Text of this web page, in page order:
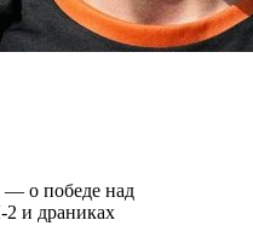
о победе над
и драниках